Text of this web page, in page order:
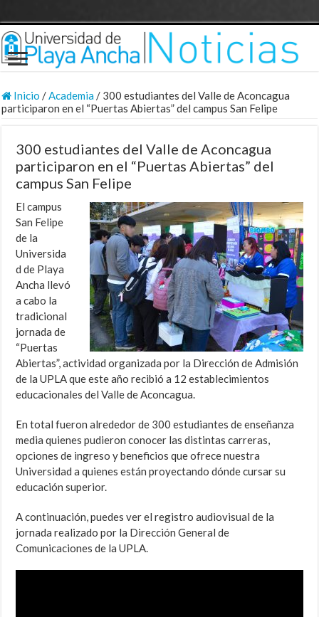
Inicio /Academia/ 300 estudiantes del Valle de Aconcagua
participaron en el “Puertas Abiertas” del campus San Felipe
300 estudiantes del Valle de Aconcagua
participaron en el “Puertas Abiertas” del
campus San Felipe
El campus
San Felipe
de la
Universida
d de Playa
Ancha llevó
a cabo la
tradicional
jornada de
“Puertas
Abiertas”, actividad organizada por la Dirección de Admisión
de la UPLA que este año recibió a 12 establecimientos
educacionales del Valle de Aconcagua.
En total fueron alrededor de 300 estudiantes de enseñanza
media quienes pudieron conocer las distintas carreras,
opciones de ingreso y beneficios que ofrece nuestra
Universidad a quienes están proyectando dónde cursar su
educación superior.
A continuación, puedes ver el registro audiovisual de la
jornada realizado por la Dirección General de
Comunicaciones de la UPLA.